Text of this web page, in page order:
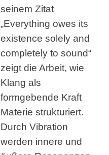
seinem Zitat
„Everything owes its
existence solely and
completely to sound“
zeigt die Arbeit, wie
Klang als
formgebende Kraft
Materie strukturiert.
Durch Vibration
werden innere und